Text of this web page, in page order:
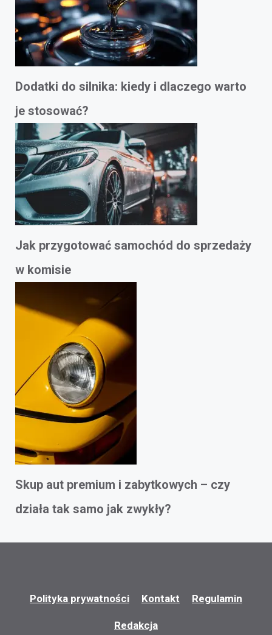
Dodatki do silnika: kiedy i dlaczego warto
je stosować?
Jak przygotować samochód do sprzedaży
w komisie
Skup aut premium i zabytkowych – czy
działa tak samo jak zwykły?
Polityka prywatności Kontakt Regulamin
Redakcja